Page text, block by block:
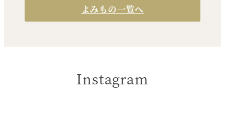
よみもの一覧へ
Instagram